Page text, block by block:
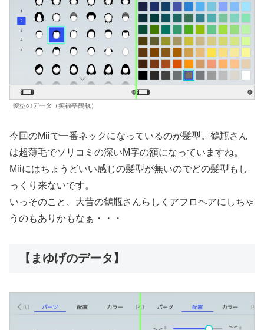
髪型のデータ（笑福亭鶴瓶）
今回のMiiで一番ネックになっているのが髪型。鶴瓶さん
は超薄毛でソリコミの深いM字の額になっていますね。
Miiにはちょうどいい感じの髪型が無いのでどの髪型もし
っくり来ないです。
いっそのこと、大昔の鶴瓶さんらしくアフロヘアにしちゃ
うのもありかもなぁ・・・
【まゆげのデータ】